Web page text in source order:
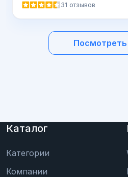
31 отзывов
Посмотреть
Каталог
Категории
Компании